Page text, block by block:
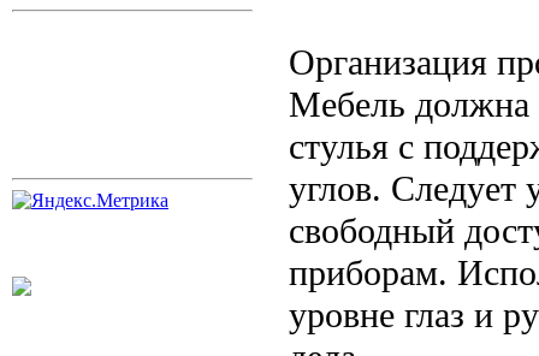
Организация
Мебель должна
стулья с
углов. Следует
свободный
приборам.
уровне глаз и